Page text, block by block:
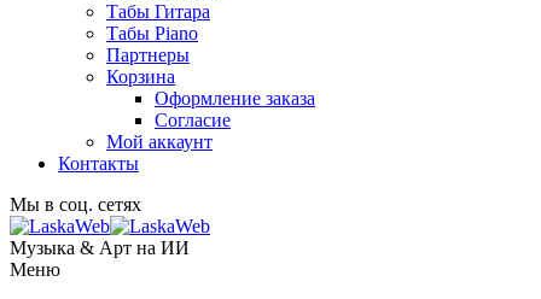
Табы Гитара
Табы Piano
Партнеры
Корзина
Оформление заказа
Согласие
Мой аккаунт
Контакты
Мы в соц. сетях
Музыка & Арт на ИИ
Меню